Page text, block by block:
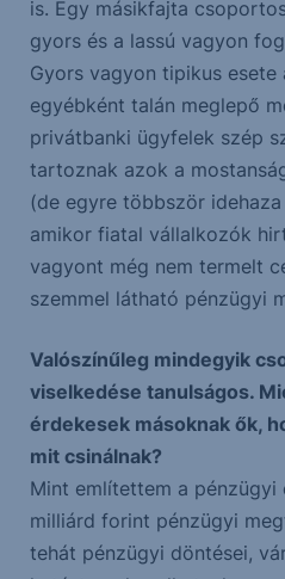
is. Egy másikfajta
gyors és a lassú vagyon
Gyors vagyon tipikus
egyébként talán meglepő
privátbanki ügyfelek szép
tartoznak azok a
(de egyre többször
amikor fiatal vállalkozók
vagyont még nem termelt
szemmel látható pénzügyi
Valószínűleg mindegyik
viselkedése tanulságos.
érdekesek másoknak ők,
mit csinálnak?
Mint említettem a pénzügyi
milliárd forint pénzügyi
tehát pénzügyi döntései,